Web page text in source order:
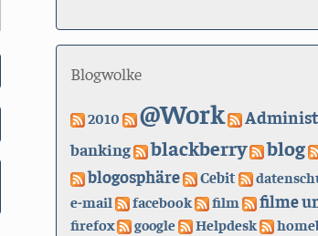
Blogwolke
2010 @Work
banking blackberry blog
blogosphäre Cebit
e-mail
facebook film filme
firefox google Helpdesk